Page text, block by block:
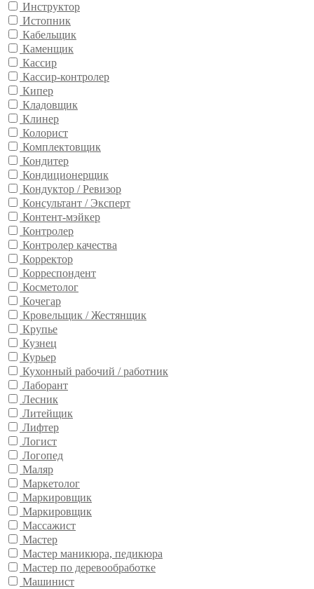
Инструктор
Истопник
Кабельщик
Каменщик
Кассир
Кассир-контролер
Кипер
Кладовщик
Клинер
Колорист
Комплектовщик
Кондитер
Кондиционерщик
Кондуктор / Ревизор
Консультант / Эксперт
Контент-мэйкер
Контролер
Контролер качества
Корректор
Корреспондент
Косметолог
Кочегар
Кровельщик / Жестянщик
Крупье
Кузнец
Курьер
Кухонный рабочий / работник
Лаборант
Лесник
Литейщик
Лифтер
Логист
Логопед
Маляр
Маркетолог
Маркировщик
Маркировщик
Массажист
Мастер
Мастер маникюра, педикюра
Мастер по деревообработке
Машинист